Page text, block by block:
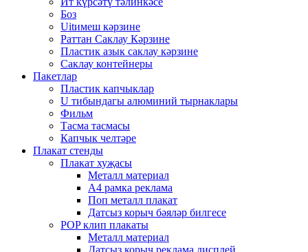
Боз
Uitимеш кәрзине
Раттан Саклау Кәрзине
Пластик азык саклау кәрзине
Саклау контейнеры
Пакетлар
Пластик капчыклар
U тибындагы алюминий тырнаклары
Фильм
Тасма тасмасы
Капчык челтәре
Плакат стенды
Плакат хуҗасы
Металл материал
А4 рамка реклама
Поп металл плакат
Датсыз корыч бәяләр билгесе
POP клип плакаты
Металл материал
Датсыз корыч реклама дисплей